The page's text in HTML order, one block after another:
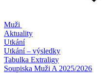
Muži
Aktuality
Utkání
Utkání – výsledky
Tabulka Extraligy
Soupiska Muži A 2025/2026